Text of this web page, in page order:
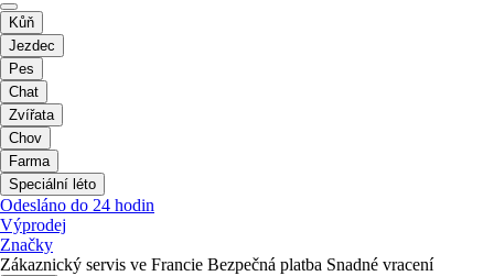
Kůň
Jezdec
Pes
Chat
Zvířata
Chov
Farma
Speciální léto
Odesláno do 24 hodin
Výprodej
Značky
Zákaznický servis ve Francie Bezpečná platba Snadné vracení